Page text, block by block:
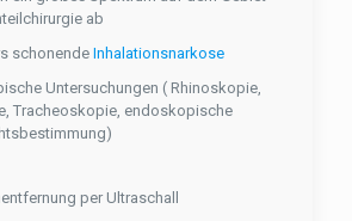
ab
schonende Inhalationsnarkose
Untersuchungen ( Rhinoskopie,
Tracheoskopie, endoskopische
per Ultraschall